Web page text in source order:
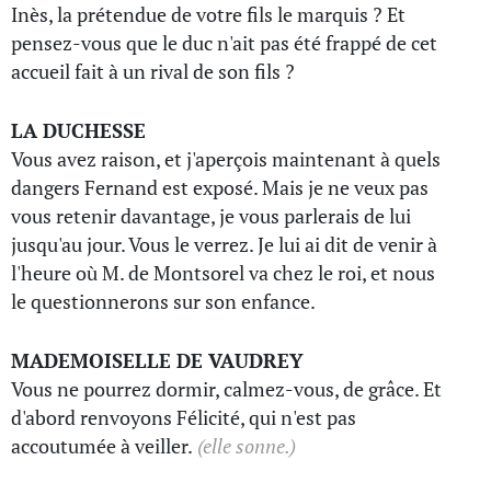
Inès, la prétendue de votre fils le marquis ? Et
pensez-vous que le duc n'ait pas été frappé de cet
accueil fait à un rival de son fils ?
LA DUCHESSE
Vous avez raison, et j'aperçois maintenant à quels
dangers Fernand est exposé. Mais je ne veux pas
vous retenir davantage, je vous parlerais de lui
jusqu'au jour. Vous le verrez. Je lui ai dit de venir à
l'heure où M. de Montsorel va chez le roi, et nous
le questionnerons sur son enfance.
MADEMOISELLE DE VAUDREY
Vous ne pourrez dormir, calmez-vous, de grâce. Et
d'abord renvoyons Félicité, qui n'est pas
accoutumée à veiller. (elle sonne.)